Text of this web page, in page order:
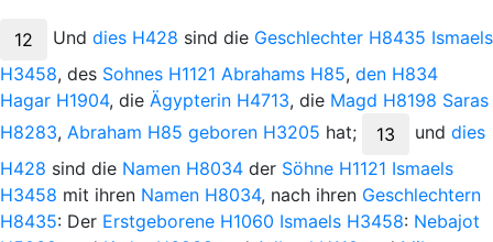
12 Und dies H428 sind die Geschlechter H8435 Ismaels
H3458, des Sohnes H1121 Abrahams H85, den H834
Hagar H1904, die Ägypterin H4713, die Magd H8198 Saras
H8283, Abraham H85 geboren H3205 hat; 13 und dies
H428 sind die Namen H8034 der Söhne H1121 Ismaels
H3458 mit ihren Namen H8034, nach ihren Geschlechtern
H8435: Der Erstgeborene H1060 Ismaels H3458: Nebajot